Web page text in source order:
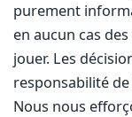
purement
en aucun cas
jouer. Les
responsabilité de
Nous nous